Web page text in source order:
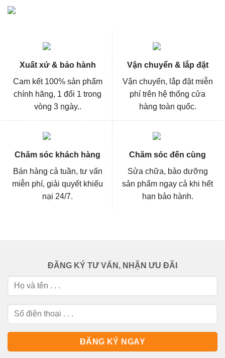
Xuất xứ & bảo hành
Cam kết 100% sản phẩm
chính hãng, 1 đổi 1 trong
vòng 3 ngày..
Vận chuyển & lắp đặt
Vận chuyển, lắp đặt miễn
phí trên hệ thống cửa
hàng toàn quốc.
Chăm sóc khách hàng
Bán hàng cả tuần, tư vấn
miễn phí, giải quyết khiếu
nại 24/7.
Chăm sóc đến cùng
Sửa chữa, bảo dưỡng
sản phẩm ngay cả khi hết
hạn bảo hành.
ĐĂNG KÝ TƯ VẤN, NHẬN ƯU ĐÃI